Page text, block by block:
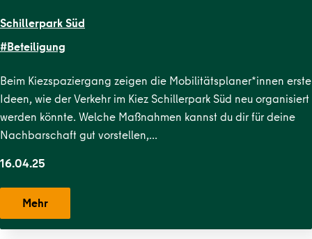
Schillerpark Süd
#Beteiligung
Beim Kiezspaziergang zeigen die Mobilitätsplaner*innen erste
Ideen, wie der Verkehr im Kiez Schillerpark Süd neu organisiert
werden könnte. Welche Maßnahmen kannst du dir für deine
Nachbarschaft gut vorstellen,…
16.04.25
Mehr